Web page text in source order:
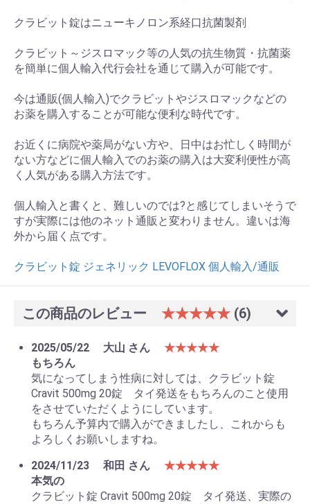
お買い物を続ける
クラビット錠はニューキノロン系経口抗菌製剤
クラビット～ジスロマック等の人気の抗生物質・抗菌薬
を簡単に個人輸入代行会社を通じて購入が可能です。
今は通販(個人輸入)でクラビットやジスロマックなどの
お薬を購入することが可能な便利な時代です。
お近くに病院や薬局がない方や、日中はお忙しく時間が
ない方などに個人輸入でのお薬の購入は大変利便性が高
く人気がある購入方法です。
個人輸入と書くと、難しいのでは?と感じてしまいそうで
すが実際には他のネット通販と変わりません。違いは海
外から届く点です。
クラビット錠 ジェネリック LEVOFLOX 個人輸入/通販
この商品のレビュー ★★★★★ (6)
2025/05/22 大山 さん
★★★★★
もちろん
気になってしまう性病に対しては、クラビット錠
Cravit 500mg 20錠 タイ発送をもちろんのこと使用
をさせていただくようにしています。
もちろん予算内で購入ができましたし、これからも
よろしくお願いしますね。
2024/11/23
和田 さん
★★★★★
本気の
クラビット錠 Cravit 500mg 20錠 タイ発送、実際の